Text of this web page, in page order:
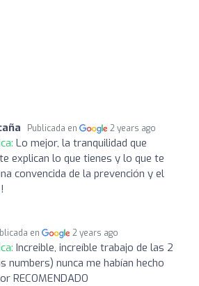
Publicada en 2 years ago
Lo mejor, la tranquilidad que
explican lo que tienes y lo que te
convencida de la prevención y el
en 2 years ago
Increible, increíble trabajo de las 2
numbers) nunca me habían hecho
RECOMENDADO